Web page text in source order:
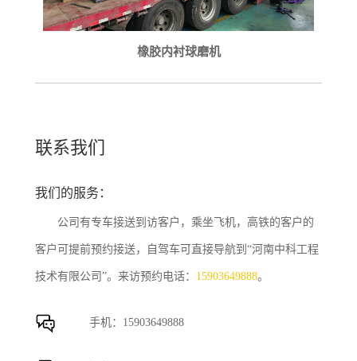
橡胶内衬球磨机
联系我们
我们的服务：
公司有专车接送到访客户，乘坐飞机，高铁的客户的
客户可提前预约接送，自驾车可直接导航到“河南中科工程
技术有限公司”。来访预约电话： 15903649888。
手机： 15903649888